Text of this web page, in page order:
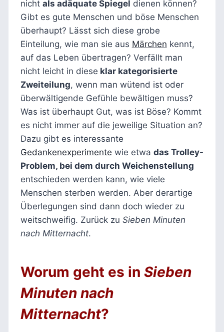
nicht als adäquate Spiegel dienen können?
Gibt es gute Menschen und böse Menschen
überhaupt? Lässt sich diese grobe
Einteilung, wie man sie aus Märchen kennt,
auf das Leben übertragen? Verfällt man
nicht leicht in diese klar kategorisierte
Zweiteilung, wenn man wütend ist oder
überwältigende Gefühle bewältigen muss?
Was ist überhaupt Gut, was ist Böse? Kommt
es nicht immer auf die jeweilige Situation an?
Dazu gibt es interessante
Gedankenexperimente wie etwa das Trolley-
Problem, bei dem durch Weichenstellung
entschieden werden kann, wie viele
Menschen sterben werden. Aber derartige
Überlegungen sind dann doch wieder zu
weitschweifig. Zurück zu Sieben Minuten
nach Mitternacht.
Worum geht es in Sieben
Minuten nach
Mitternacht?